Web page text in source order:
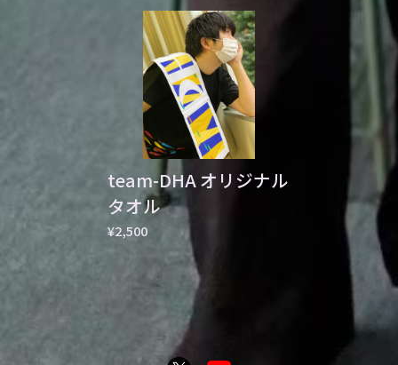
team-DHA オリジナル
タオル
¥2,500